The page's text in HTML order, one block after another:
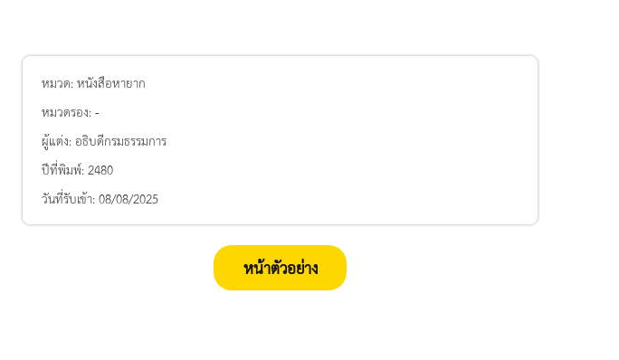
หมวด:หนังสือหายาก
หมวดรอง:-
ผู้แต่ง:อธิบดีกรมธรรมการ
ปีที่พิมพ์:2480
วันที่รับเข้า:08/08/2025
หน้าตัวอย่าง